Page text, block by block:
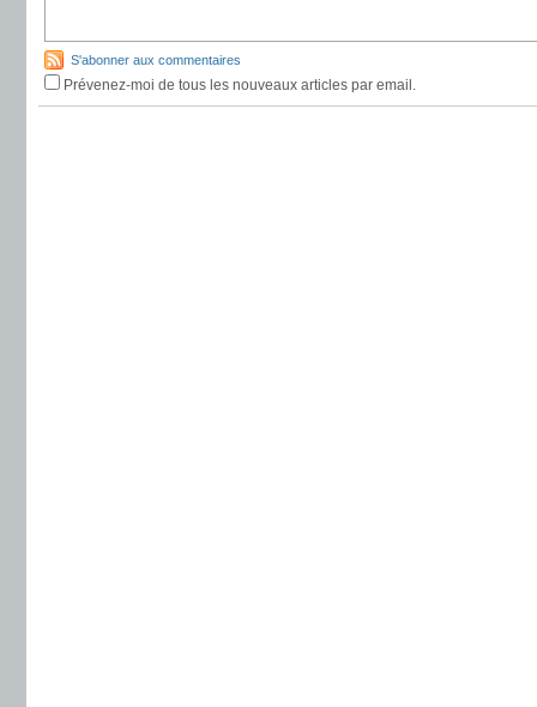
S'abonner aux commentaires
Prévenez-moi de tous les nouveaux articles par email.